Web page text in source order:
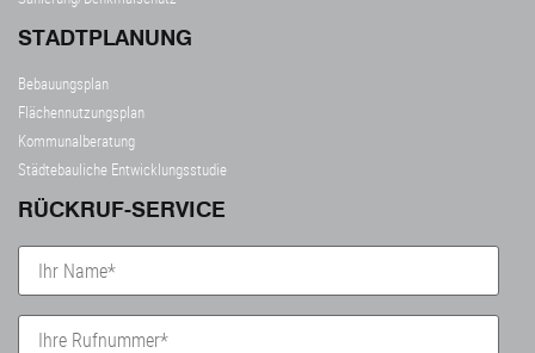
STADTPLANUNG
Bebauungsplan
Flächennutzungsplan
Kommunalberatung
Städtebauliche Entwicklungsstudie
RÜCKRUF-SERVICE